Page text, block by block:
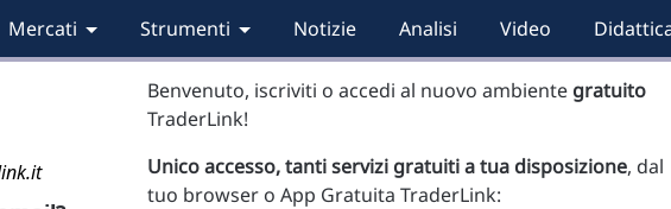
Mercati Strumenti Notizie Analisi Video
Benvenuto, iscriviti o accedi al nuovo ambiente gratuito
TraderLink!
Unico accesso, tanti servizi gratuiti a tua disposizione, dal
tuo browser o App Gratuita TraderLink: